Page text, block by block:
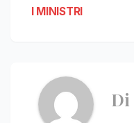
I MINISTRI
Di